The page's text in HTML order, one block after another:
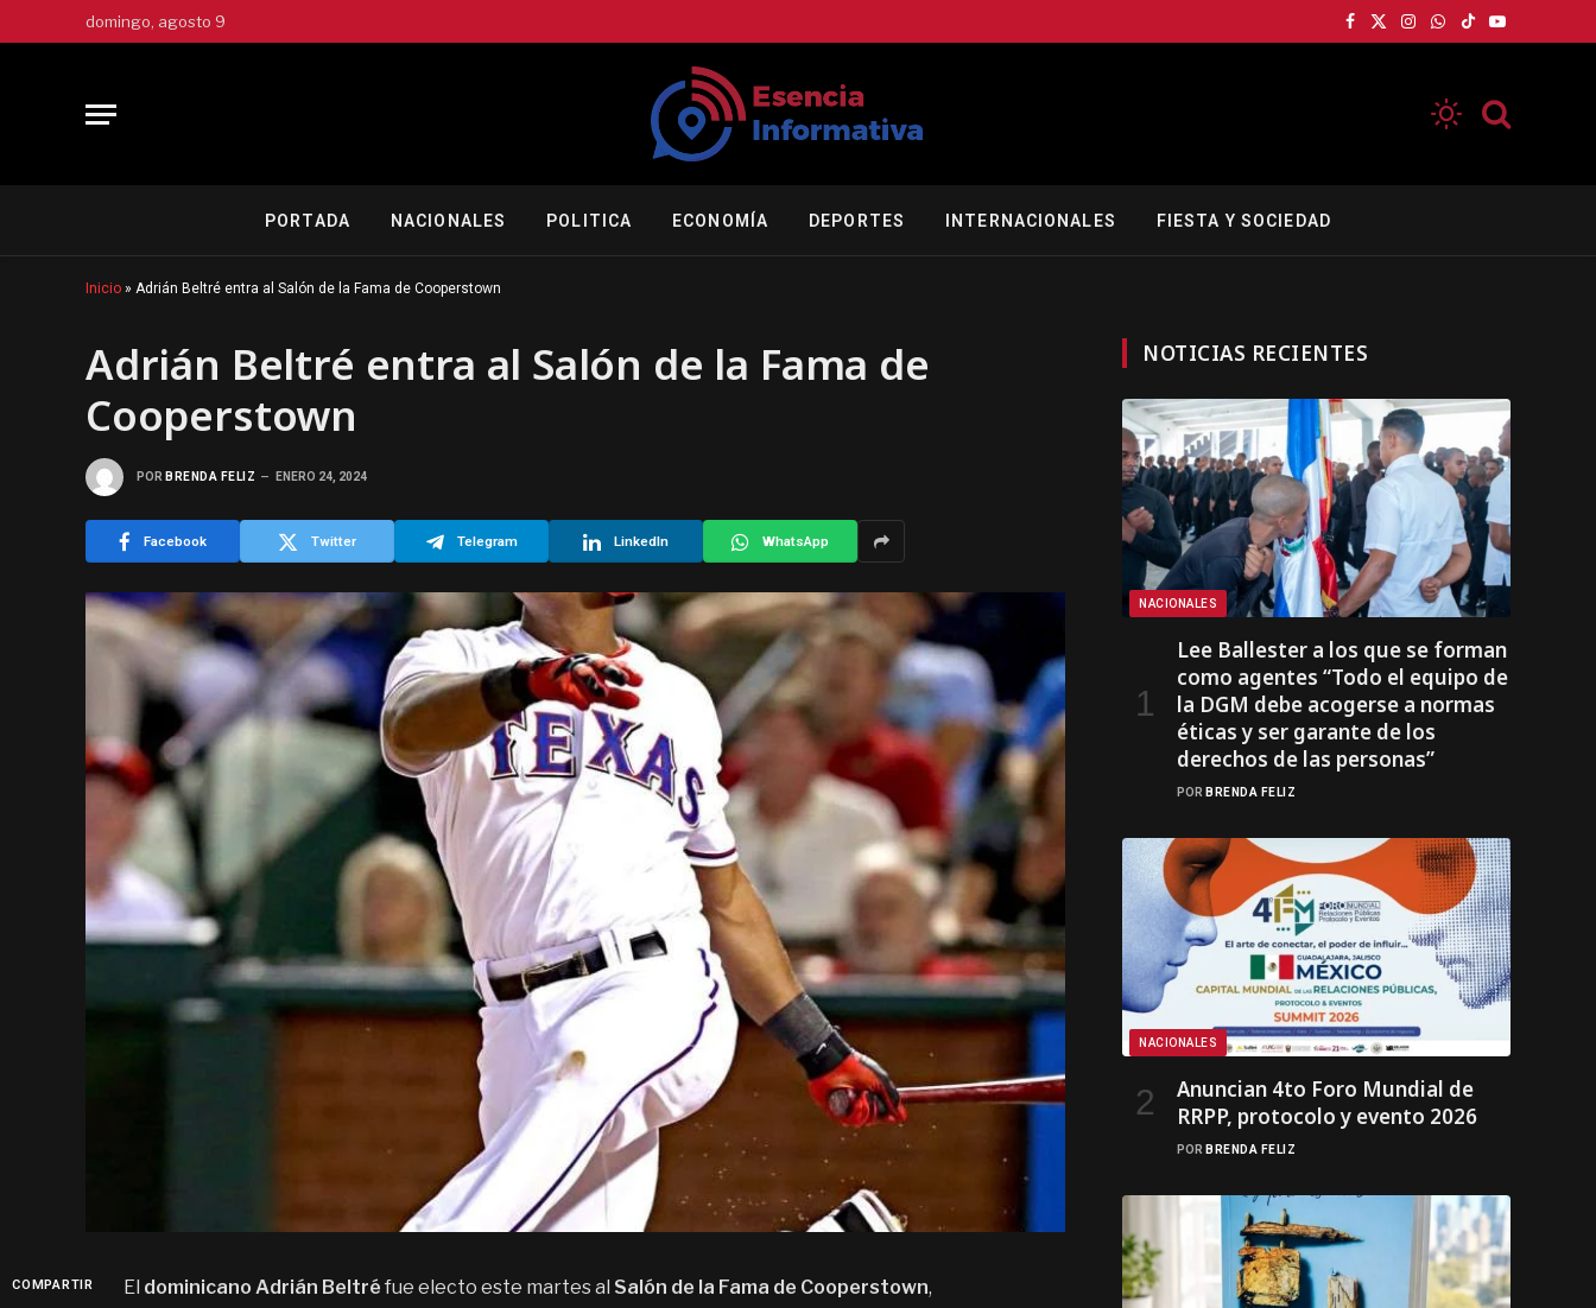
domingo, agosto 9
Facebook
X
Instagram
WhatsApp
TikTokYouTube
PORTADA NACIONALES POLITICA ECONOMÍA DEPORTES INTERNACIONALES FIESTA Y SOCIEDAD
Inicio » Adrián Beltré entra al Salón de la Fama de Cooperstown
Adrián Beltré entra al Salón de la Fama de
Cooperstown
POR BRENDA FELIZ ENERO 24, 2024
Facebook Twitter Telegram LinkedIn WhatsApp
COMPARTIR El dominicano Adrián Beltré fue electo este martes al Salón de la Fama de Cooperstown,
NOTICIAS RECIENTES
NACIONALES
Lee Ballester a los que se forman
como agentes “Todo el equipo de
la DGM debe acogerse a normas
éticas y ser garante de los
derechos de las personas”
POR BRENDA FELIZ
NACIONALES
Anuncian 4to Foro Mundial de
RRPP, protocolo y evento 2026
POR BRENDA FELIZ